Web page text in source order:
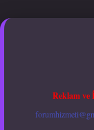
hiltonbet
Reklam ve